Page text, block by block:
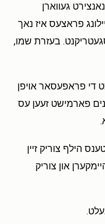
געווארן
פראצעס איז נאך
בעזרת שמו,
די פראפעסאר אויפן
פארמישט זעען עס
הילף צוריק זיין
און צוריק